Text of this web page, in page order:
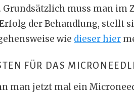
Grundsätzlich muss man im
der Behandlung, stellt
wie dieser hier
FÜR DAS
man jetzt mal ein